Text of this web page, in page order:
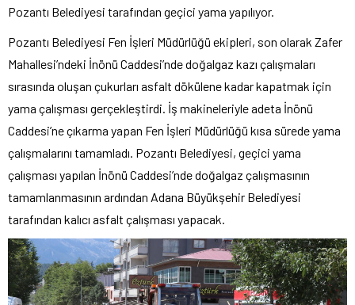
Pozantı Belediyesi tarafından geçici yama yapılıyor.
Pozantı Belediyesi Fen İşleri Müdürlüğü ekipleri, son olarak Zafer
Mahallesi’ndeki İnönü Caddesi’nde doğalgaz kazı çalışmaları
sırasında oluşan çukurları asfalt dökülene kadar kapatmak için
yama çalışması gerçekleştirdi. İş makineleriyle adeta İnönü
Caddesi’ne çıkarma yapan Fen İşleri Müdürlüğü kısa sürede yama
çalışmalarını tamamladı. Pozantı Belediyesi, geçici yama
çalışması yapılan İnönü Caddesi’nde doğalgaz çalışmasının
tamamlanmasının ardından Adana Büyükşehir Belediyesi
tarafından kalıcı asfalt çalışması yapacak.